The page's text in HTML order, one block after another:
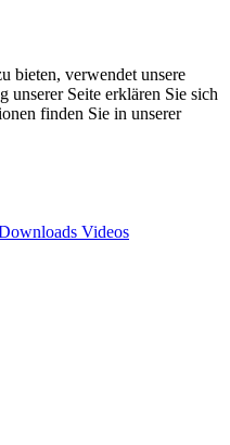
bieten, verwendet unsere
unserer Seite erklären Sie sich
finden Sie in unserer
Videos